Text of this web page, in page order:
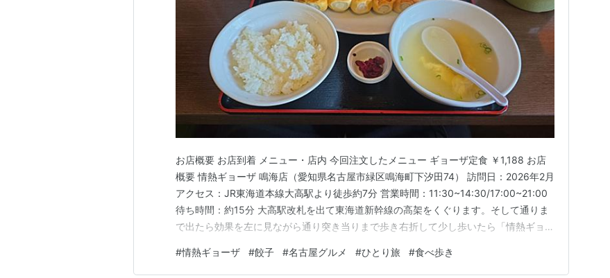
お店概要 お店到着 メニュー・店内 今回注文したメニュー ギョーザ定食 ￥1,188 お店
概要 情熱ギョーザ 鳴海店（愛知県名古屋市緑区鳴海町下汐田74） 訪問日：2026年2月
アクセス：JR東海道本線大高駅より徒歩約7分 営業時間：11:30~14:30/17:00~21:00
待ち時間：約15分 大高駅改札を出て東海道新幹線の高架をくぐります。そして通りま
で出たら効果を左に見ながら通り突き当りまで歩き右折して少し歩いたら「情熱ギョー
ブル席は満席、カウンターが2,3席空いてるくらい。店内入るとカウンター…
#情熱ギョーザ #餃子 #名古屋グルメ #ひとり旅 #食べ歩き